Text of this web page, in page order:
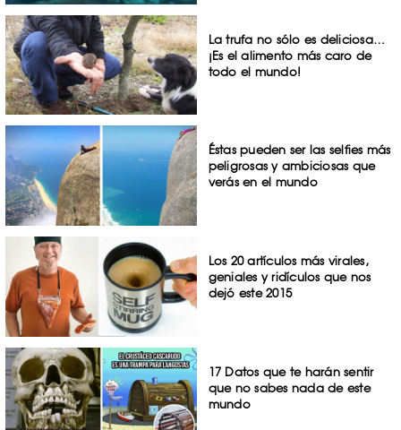
La trufa no sólo es deliciosa…
¡Es el alimento más caro de
todo el mundo!
Éstas pueden ser las selfies más
peligrosas y ambiciosas que
verás en el mundo
Los 20 artículos más virales,
geniales y ridículos que nos
dejó este 2015
17 Datos que te harán sentir
que no sabes nada de este
mundo